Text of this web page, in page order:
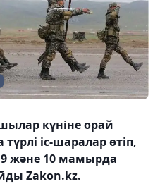
күніне орай
іс-шаралар өтіп,
9 және 10 мамырда
Zakon.kz.